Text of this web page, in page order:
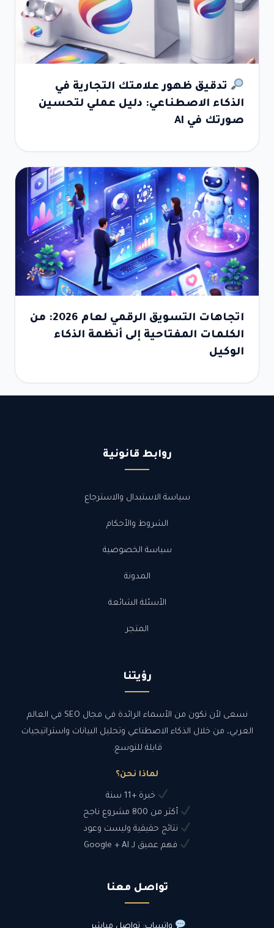
تدقيق ظهور علامتك التجارية في
الذكاء الاصطناعي: دليل عملي لتحسين
صورتك في AI
اتجاهات التسويق الرقمي لعام 2026: من
الكلمات المفتاحية إلى أنظمة الذكاء
الوكيل
روابط قانونية
سياسة الاستبدال والاسترجاع
الشروط والأحكام
سياسة الخصوصية
المدونة
الأسئلة الشائعة
المتجر
رؤيتنا
نسعى لأن نكون من الأسماء الرائدة في مجال SEO في العالم
العربي، من خلال الذكاء الاصطناعي وتحليل البيانات واستراتيجيات
قابلة للتوسع.
لماذا نحن؟
خبرة +11 سنة
أكثر من 800 مشروع ناجح
نتائج حقيقية وليست وعود
فهم عميق لـ Google + AI
تواصل معنا